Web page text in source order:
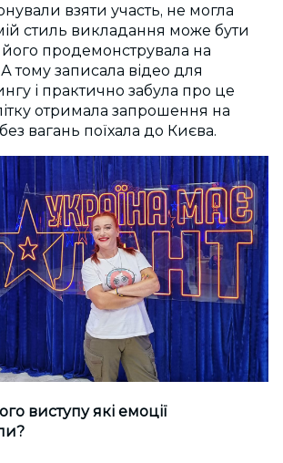
взяти участь, не могла
стиль викладання може бути
продемонструвала на
А тому записала відео для
і практично забула про це
отримала запрошення на
вагань поїхала до Києва.
виступу які емоції